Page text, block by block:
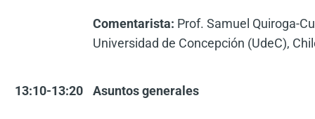
Comentarista: Prof. Samuel Quiroga-
Universidad de Concepción (UdeC),
13:10-13:20 Asuntos generales